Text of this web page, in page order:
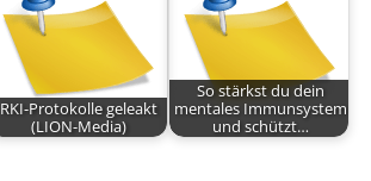
RKI-Protokolle geleakt
(LION-Media)
So stärkst du dein
mentales Immunsystem
und schützt…